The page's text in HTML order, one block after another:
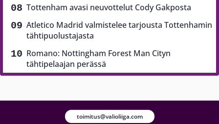
Tottenham avasi neuvottelut Cody Gakposta
Atletico Madrid valmistelee tarjousta Tottenhamin
tähtipuolustajasta
Romano: Nottingham Forest Man Cityn
tähtipelaajan perässä
toimitus@valioliiga.com